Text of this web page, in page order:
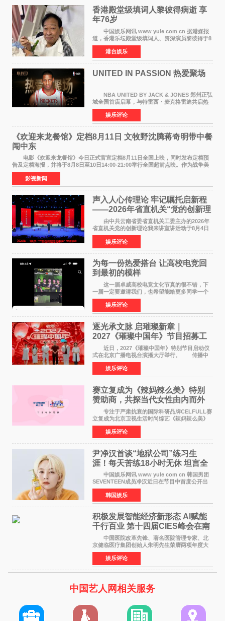
香港殿堂级填词人黎彼得病逝 享
年76岁​
中国娱乐网讯 www yule com cn 据港媒报
道，香港乐坛殿堂级填词人、资深演员黎彼得于8
月5日上午因病离世，终年76岁。好友钟志光透
露，黎彼得今年3月中风后便卧床休养，身体机能
持续衰退，最
港台娱乐
UNITED IN PASSION 热爱聚场
NBA UNITED BY JACK & JONES 郑州正弘
城全国首店启幕，与特雷西・麦克格雷迪共启热
爱 2026 年7 月21 日，
NBAUNITEDBYJACK&JONES 全国首店，于郑
州正弘城正式启幕。NBA 传奇球星
娱乐评论
《欢迎来龙餐馆》定档8月11日 文牧野沈腾蒋奇明带中餐
闯中东
电影《欢迎来龙餐馆》今日正式官宣定档8月11日全国上映，同时发布定档预
告及定档海报，并将于8月8日至10日14:00-21:00举行全国超前点映。作为战争美
食大片，影片讲述的是中国厨师徐福（沈腾
影视新闻
声入人心传理论 牢记嘱托启新程
——2026年省直机关“党的创新理
论我来讲”宣讲活动圆满落幕
由中共云南省委省直机关工委主办的2026年
省直机关党的创新理论我来讲宣讲活动于8月4日
至5日在昆明举办。活动以 "牢记嘱托 感恩奋进
开创云南发展新局面 "为主题，坚持以新时代中国
特色社会主义
娱乐评论
为每一份热爱搭台 让高校电竞回
到最初的模样
这一届卓威高校电竞文化节真的很不错，下
一届一定要邀请我们，也希望能给更多同学一个
来到现场的机会。 2026卓威高校电竞文化节
已经落下帷幕，在活动结束后，仍有不少高校电
竞社负责人和现
娱乐评论
逐光承文脉 启璀璨新章｜
2027《璀璨中国年》节目招募工
作圆满启动
近日，2027《璀璨中国年》特别节目启动仪
式在北京广播电视台演播大厅举行。 传播中
华优秀传统文化，弘扬纯正国风艺术，打造高规
格、高质感、正能量的文艺盛典，是璀璨中国年
矢志不渝的初心
娱乐评论
赛立复成为《辣妈辣么美》特别
赞助商，共探当代女性由内而外
活力美
专注于严肃抗衰的国际科研品牌CELFULL赛
立复成为北京卫视生活时尚综艺《辣妈辣么美》
的特别赞助商,明星辣妈袁咏仪倾情参与，向广大
都市女性传递健康生活新主张，寄语当代女性在
家庭与自我之间
娱乐评论
尹净汉首谈“地狱公司”练习生
涯！每天苦练18小时无休 坦言全
靠成员撑过来
中国娱乐网讯 www yule com cn 韩国男团
SEVENTEEN成员净汉近日在节目中首度公开出
道前的残酷练习生经历，并提及经纪公司Pledis
娱乐，引发广泛关注。 在8月2日播出的日本
TBS综艺节目《周
韩国娱乐
积极发展智能经济新形态 Al赋能
千行百业 第十四届CIES峰会在南
京盛大召开
中国医院改革先锋、著名医院管理专家、北
京健临医疗集团创始人朱明先生荣膺两项年度大
奖 2026年7月31日，盛夏金陵，长江之畔，
以重落地·真务实·强链接为主题的2026&lsquo;人
工智能+&rsquo
娱乐评论
中国艺人网相关服务